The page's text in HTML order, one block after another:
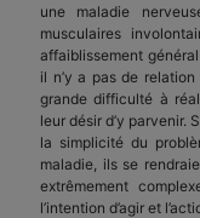
une maladie
musculaires
affaiblissement
il n’y a pas de
grande difficulté à
leur désir d’y parvenir.
la simplicité du
maladie, ils se
extrêmement
l’intention d’agir et